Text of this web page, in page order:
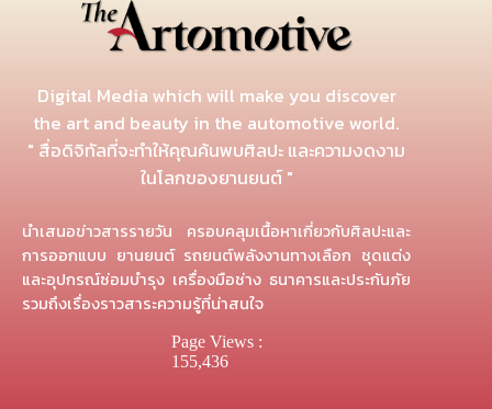
Digital Media which will make you discover
the art and beauty in the automotive world.
" สื่อดิจิทัลที่จะทำให้คุณค้นพบศิลปะ และความงดงาม
ในโลกของยานยนต์ "
นำเสนอข่าวสารรายวัน ครอบคลุมเนื้อหาเกี่ยวกับศิลปะและ
การออกแบบ ยานยนต์ รถยนต์พลังงานทางเลือก ชุดแต่ง
และอุปกรณ์ซ่อมบำรุง เครื่องมือช่าง ธนาคารและประกันภัย
รวมถึงเรื่องราวสาระความรู้ที่น่าสนใจ
Page Views :
155,436